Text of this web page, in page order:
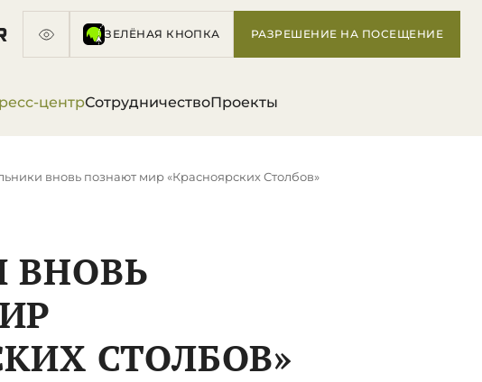
ЗЕЛЁНАЯ КНОПКА РАЗРЕШЕНИЕ НА ПОСЕЩЕНИЕ
центрСотрудничествоПроекты
вновь познают мир «Красноярских Столбов»
ВНОВЬ
СТОЛБОВ»